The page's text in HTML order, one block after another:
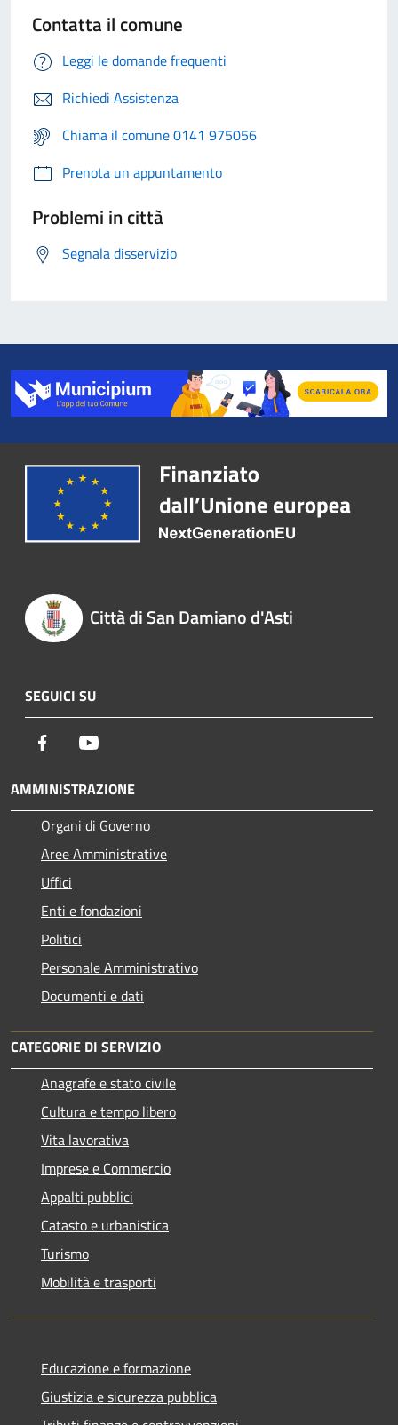
Contatta il comune
Leggi le domande frequenti
Richiedi Assistenza
Chiama il comune 0141 975056
Prenota un appuntamento
Problemi in città
Segnala disservizio
Città di San Damiano d'Asti
SEGUICI SU
Facebook
AMMINISTRAZIONE
Organi di Governo
Aree Amministrative
Uffici
Enti e fondazioni
Politici
Personale Amministrativo
Documenti e dati
CATEGORIE DI SERVIZIO
Anagrafe e stato civile
Cultura e tempo libero
Vita lavorativa
Imprese e Commercio
Appalti pubblici
Catasto e urbanistica
Turismo
Mobilità e trasporti
Educazione e formazione
Giustizia e sicurezza pubblica